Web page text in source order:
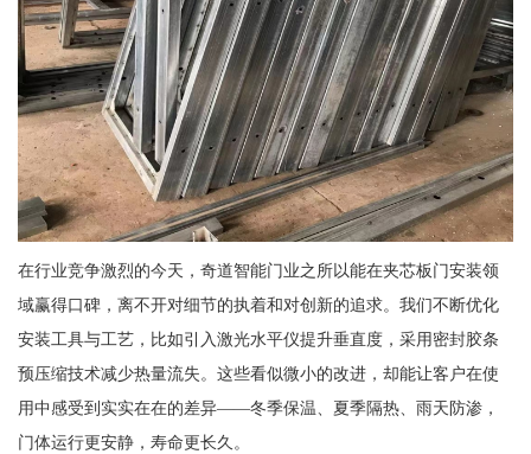
在行业竞争激烈的今天，奇道智能门业之所以能在夹芯板门安装领
域赢得口碑，离不开对细节的执着和对创新的追求。我们不断优化
安装工具与工艺，比如引入激光水平仪提升垂直度，采用密封胶条
预压缩技术减少热量流失。这些看似微小的改进，却能让客户在使
用中感受到实实在在的差异——冬季保温、夏季隔热、雨天防渗，
门体运行更安静，寿命更长久。